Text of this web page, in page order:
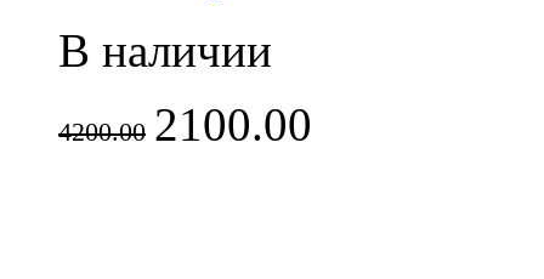
В наличии
4200.00 2100.00